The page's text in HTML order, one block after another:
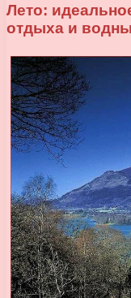
Лето:
отдыха и